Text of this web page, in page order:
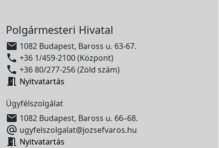
Polgármesteri Hivatal
 1082 Budapest, Baross u. 63-67.
 +36 1/459-2100 (Központ)
 +36 80/277-256 (Zöld szám)
 Nyitvatartás
Ügyfélszolgálat
 1082 Budapest, Baross u. 66–68.
 ugyfelszolgalat@jozsefvaros.hu
 Nyitvatartás